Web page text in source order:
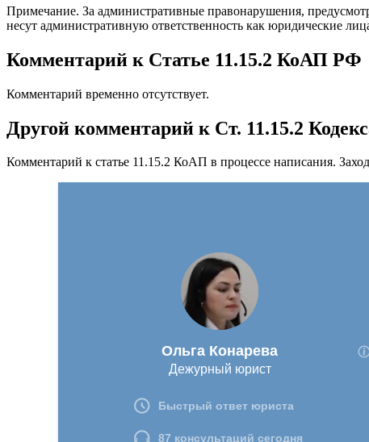
Примечание. За административные правонарушения,
несут административную ответственность как юридические
Комментарий к Статье 11.15.2 КоАП РФ
Комментарий временно отсутствует.
Другой комментарий к Ст. 11.15.2
Комментарий к статье 11.15.2 КоАП в процессе написания.